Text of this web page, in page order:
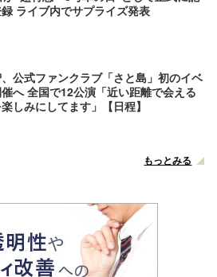
ライブ内でサプライズ発表
公式ファンクラブ「さと島」初のイベ
へ 全国で12公演「近い距離で会える
しみにしてます」【日程】
もっとみる